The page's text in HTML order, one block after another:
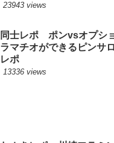
23943 views
同士レポ ポンvsオプシ
ラマチオができるピンサ
レポ
13336 views